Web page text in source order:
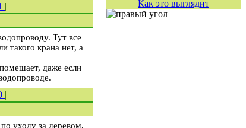
|
Тут все
такого крана нет, а
даже если
|
уходу за деревом,
Как это выглядит